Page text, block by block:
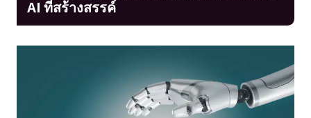
AI ที่สร้างสรรค์